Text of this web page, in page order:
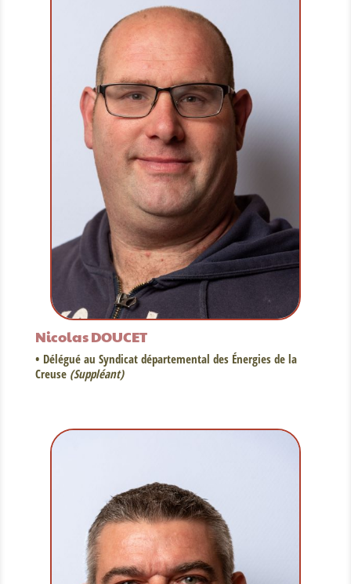
Nicolas DOUCET
• Délégué au Syndicat départemental des Énergies de la
Creuse (Suppléant)